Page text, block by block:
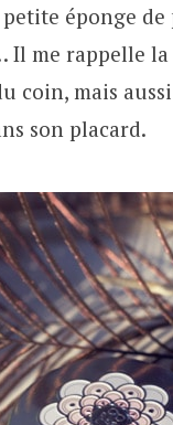
éponge
Il me rappelle
coin, mais
son placard.